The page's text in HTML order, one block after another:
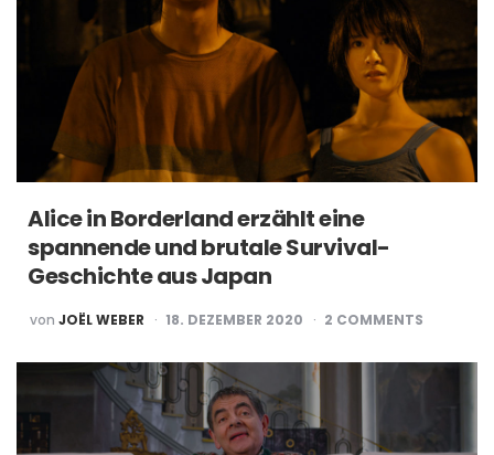
Alice in Borderland erzählt eine
spannende und brutale Survival-
Geschichte aus Japan
POSTED
BY
von JOËL WEBER 18. DEZEMBER 2020 2 COMMENTS
Post
navigation